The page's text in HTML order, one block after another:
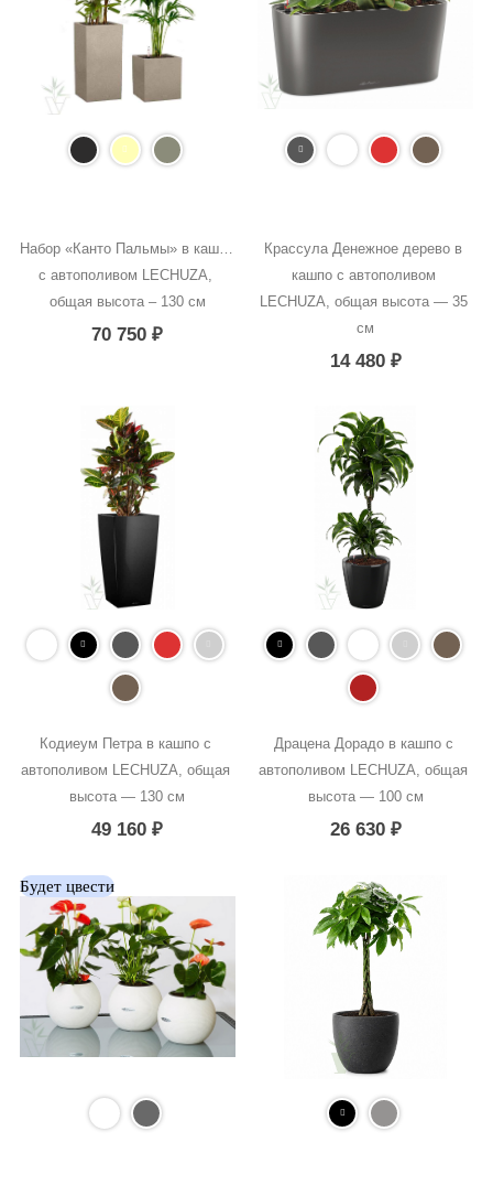
Набор «Канто Пальмы» в кашпо
с автополивом LECHUZA,
общая высота – 130 см
70 750₽
Крассула Денежное дерево в
кашпо с автополивом
LECHUZA, общая высота — 35
см
14 480 ₽
Кодиеум Петра в кашпо с
автополивом LECHUZA, общая
высота — 130 см
49 160₽
Драцена Дорадо в кашпо с
автополивом LECHUZA, общая
высота — 100 см
26 630 ₽
Будет цвести